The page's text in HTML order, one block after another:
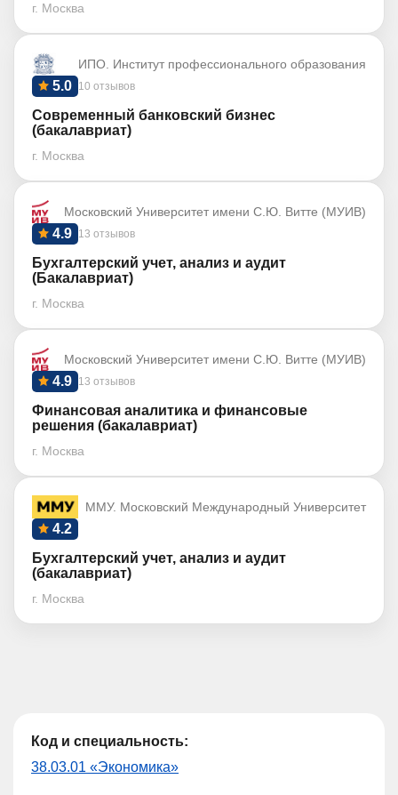
г. Москва
ИПО. Институт профессионального образования
10 отзывов
5.0
Современный банковский бизнес
(бакалавриат)
г. Москва
Московский Университет имени С.Ю. Витте (МУИВ)
13 отзывов
4.9
Бухгалтерский учет, анализ и аудит
(Бакалавриат)
г. Москва
Московский Университет имени С.Ю. Витте (МУИВ)
13 отзывов
4.9
Финансовая аналитика и финансовые
решения (бакалавриат)
г. Москва
ММУ. Московский Международный Университет
4.2
Бухгалтерский учет, анализ и аудит
(бакалавриат)
г. Москва
Код и специальность:
38.03.01 «Экономика»